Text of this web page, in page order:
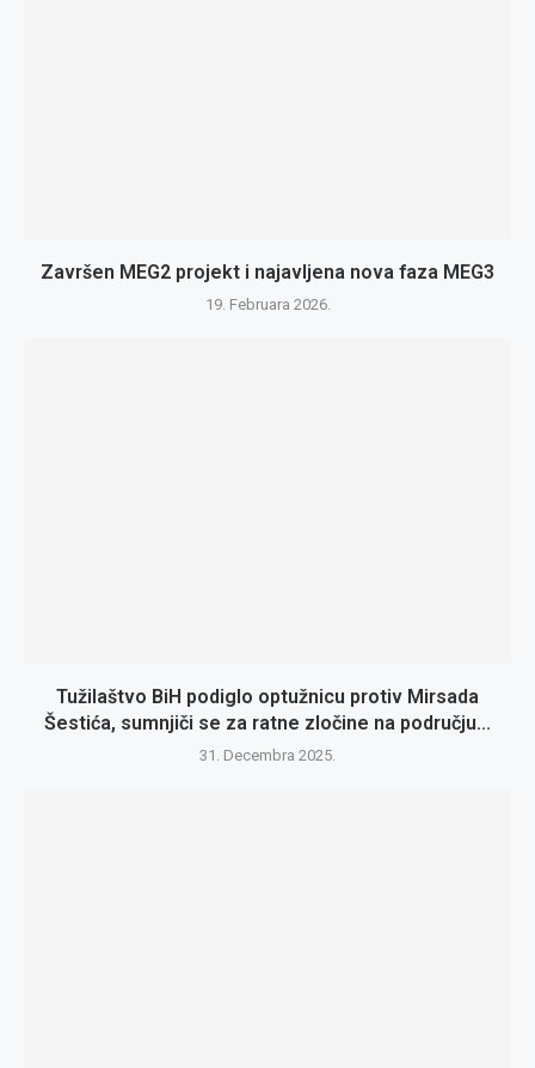
Završen MEG2 projekt i najavljena nova faza MEG3
19. Februara 2026.
Tužilaštvo BiH podiglo optužnicu protiv Mirsada
Šestića, sumnjiči se za ratne zločine na području...
31. Decembra 2025.